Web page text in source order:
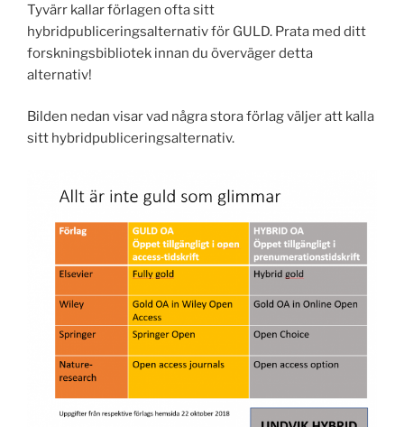
Tyvärr kallar förlagen ofta sitt
hybridpubliceringsalternativ för GULD. Prata med ditt
forskningsbibliotek innan du överväger detta
alternativ!
Bilden nedan visar vad några stora förlag väljer att kalla
sitt hybridpubliceringsalternativ.